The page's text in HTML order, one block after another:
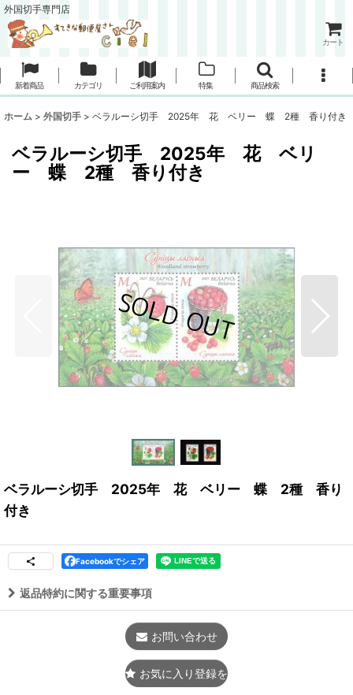
外国切手専門店
カート
新着商品 カテゴリ ご利用案内 特集 商品検索
ホーム > 外国切手 > ベラルーシ切手 2025年 花 ベリー 蝶 2種 香り付き
ベラルーシ切手 2025年 花 ベリ
ー 蝶 2種 香り付き
ベラルーシ切手 2025年 花 ベリー 蝶 2種 香り
付き
Facebookでシェア
返品特約に関する重要事項
お問い合わせ
お気に入り登録をする